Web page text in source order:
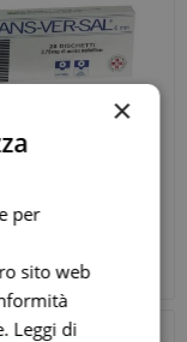
3,75mg/6MM
consigliato: € 23,20
×
per
sito web
Leggi di